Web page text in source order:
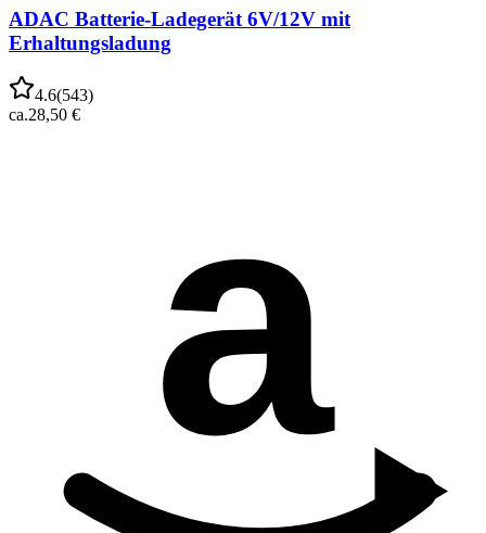
ADAC Batterie-Ladegerät 6V/12V mit
Erhaltungsladung
4.6(543)
ca.28,50 €
a